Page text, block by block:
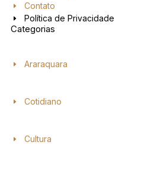
Contato
Política de Privacidade
Categorias
Araraquara
Cotidiano
Cultura